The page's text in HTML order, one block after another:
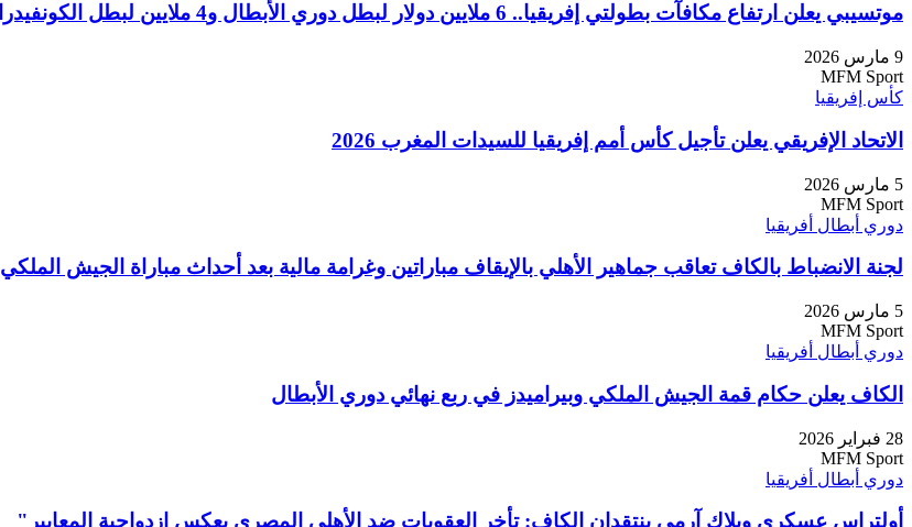
موتسيبي يعلن ارتفاع مكافآت بطولتي إفريقيا.. 6 ملايين دولار لبطل دوري الأبطال و4 ملايين لبطل الكونفيدرالية
9 مارس 2026
MFM Sport
كأس إفريقيا
الاتحاد الإفريقي يعلن تأجيل كأس أمم إفريقيا للسيدات المغرب 2026
5 مارس 2026
MFM Sport
دوري أبطال أفريقيا
لجنة الانضباط بالكاف تعاقب جماهير الأهلي بالإيقاف مباراتين وغرامة مالية بعد أحداث مباراة الجيش الملكي
5 مارس 2026
MFM Sport
دوري أبطال أفريقيا
الكاف يعلن حكام قمة الجيش الملكي وبيراميدز في ربع نهائي دوري الأبطال
28 فبراير 2026
MFM Sport
دوري أبطال أفريقيا
أولتراس عسكري وبلاك آرمي ينتقدان الكاف: تأخر العقوبات ضد الأهلي المصري يعكس ازدواجية المعايير"